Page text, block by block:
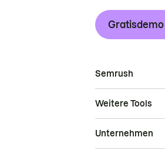
Semrush
Weitere Tools
Unternehmen